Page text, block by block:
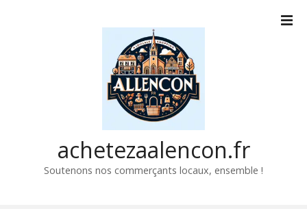
achetezaalencon.fr
Soutenons nos commerçants locaux, ensemble !